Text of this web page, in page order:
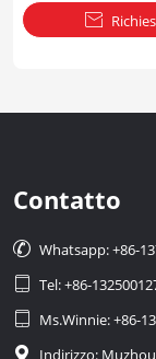

Contatto
 Whatsapp: +86-
 Tel: +86-
 Ms.Winnie: +86-
 Indirizzo: